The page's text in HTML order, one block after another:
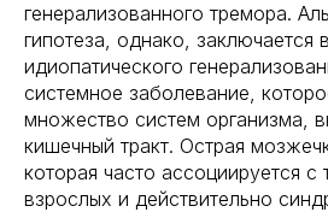
генерализованного тремора.
гипотеза, однако, заключается
идиопатического
системное заболевание,
множество систем организма,
кишечный тракт. Острая
которая часто ассоциируется
взрослых и действительно